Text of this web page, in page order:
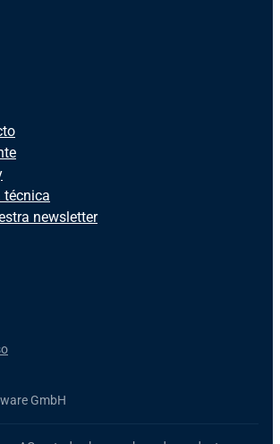
técnica
newsletter
GmbH